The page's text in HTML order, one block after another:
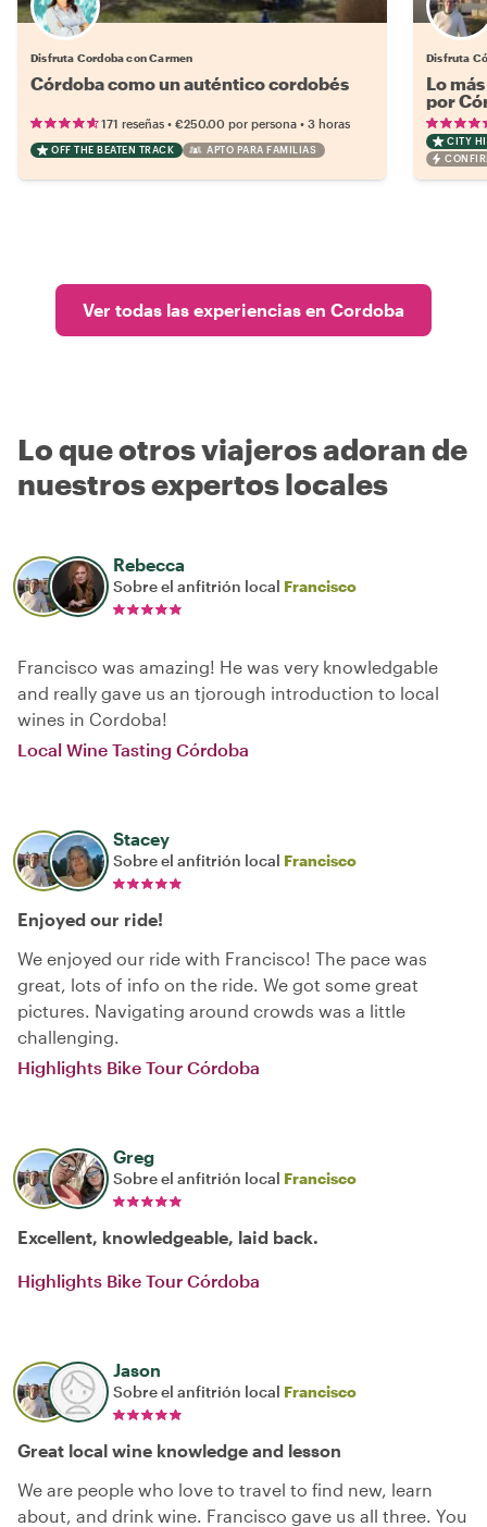
Disfruta Cordoba con Carmen
Córdoba como un auténtico cordobés
171 reseñas • €250.00 por persona • 3 horas
OFF THE BEATEN TRACK APTO PARA FAMILIAS
Disfruta
Lo
por
CITY
Ver todas las experiencias en Cordoba
Lo que otros viajeros adoran de
nuestros expertos locales
Rebecca
Sobre el anfitrión local Francisco
Francisco was amazing! He was very knowledgable
and really gave us an tjorough introduction to local
wines in Cordoba!
Local Wine Tasting Córdoba
Stacey
Sobre el anfitrión local Francisco
Enjoyed our ride!
We enjoyed our ride with Francisco! The pace was
great, lots of info on the ride. We got some great
pictures. Navigating around crowds was a little
challenging.
Highlights Bike Tour Córdoba
Greg
Sobre el anfitrión local Francisco
Excellent, knowledgeable, laid back.
Highlights Bike Tour Córdoba
Jason
Sobre el anfitrión local Francisco
Great local wine knowledge and lesson
We are people who love to travel to find new, learn
about, and drink wine. Francisco gave us all three. You